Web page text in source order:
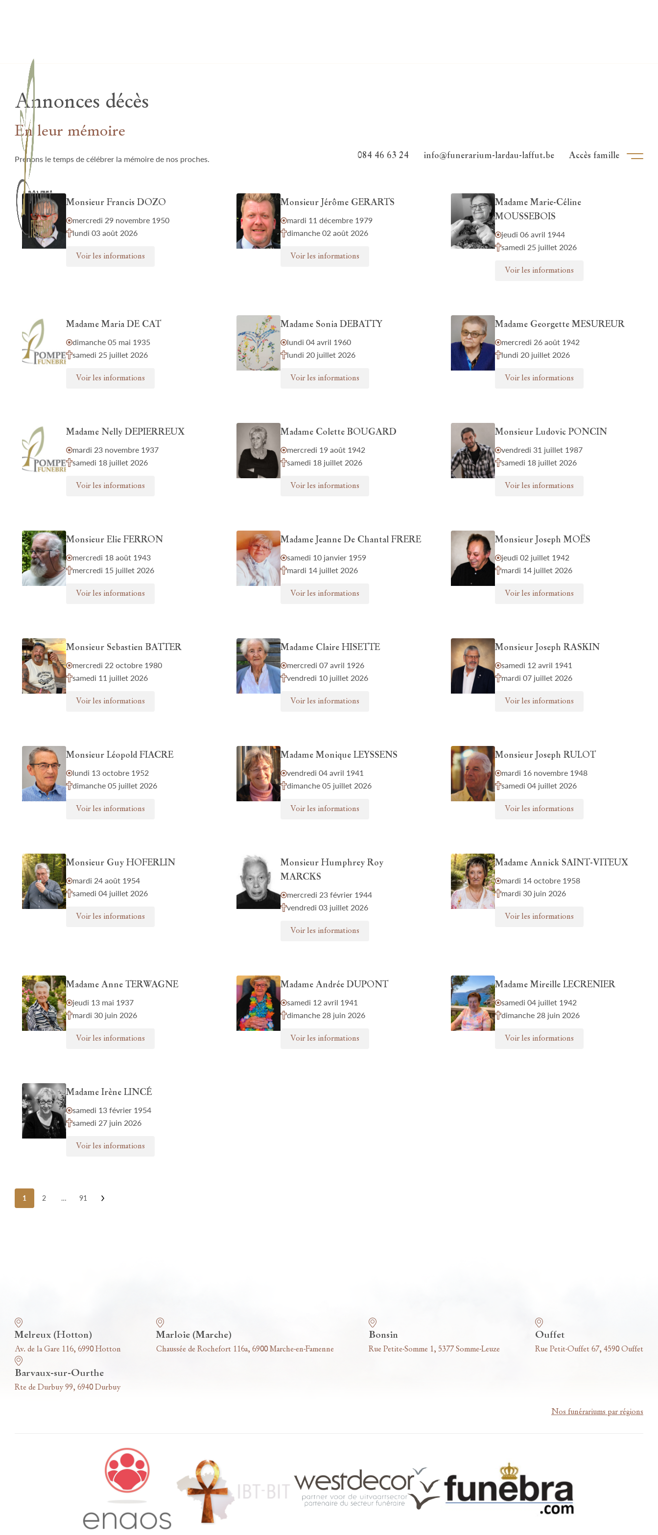
084 46 63 24 info@funerarium-lardau-laffut.be Accès famille
Annonces décès
En leur mémoire
Prenons le temps de célébrer la mémoire de nos proches.
Monsieur Francis DOZO
mercredi 29 novembre 1950
lundi 03 août 2026
Voir les informations
Monsieur Jérôme GERARTS
mardi 11 décembre 1979
dimanche 02 août 2026
Voir les informations
Madame Marie-Céline
MOUSSEBOIS
jeudi 06 avril 1944
samedi 25 juillet 2026
Voir les informations
Madame Maria DE CAT
dimanche 05 mai 1935
samedi 25 juillet 2026
Voir les informations
Madame Sonia DEBATTY
lundi 04 avril 1960
lundi 20 juillet 2026
Voir les informations
Madame Georgette MESUREUR
mercredi 26 août 1942
lundi 20 juillet 2026
Voir les informations
Madame Nelly DEPIERREUX
mardi 23 novembre 1937
samedi 18 juillet 2026
Voir les informations
Madame Colette BOUGARD
mercredi 19 août 1942
samedi 18 juillet 2026
Voir les informations
Monsieur Ludovic PONCIN
vendredi 31 juillet 1987
samedi 18 juillet 2026
Voir les informations
Monsieur Elie FERRON
mercredi 18 août 1943
mercredi 15 juillet 2026
Voir les informations
Madame Jeanne De Chantal FRERE
samedi 10 janvier 1959
mardi 14 juillet 2026
Voir les informations
Monsieur Joseph MOËS
jeudi 02 juillet 1942
mardi 14 juillet 2026
Voir les informations
Monsieur Sebastien BATTER
mercredi 22 octobre 1980
samedi 11 juillet 2026
Voir les informations
Madame Claire HISETTE
mercredi 07 avril 1926
vendredi 10 juillet 2026
Voir les informations
Monsieur Joseph RASKIN
samedi 12 avril 1941
mardi 07 juillet 2026
Voir les informations
Monsieur Léopold FIACRE
lundi 13 octobre 1952
dimanche 05 juillet 2026
Voir les informations
Madame Monique LEYSSENS
vendredi 04 avril 1941
dimanche 05 juillet 2026
Voir les informations
Monsieur Joseph RULOT
mardi 16 novembre 1948
samedi 04 juillet 2026
Voir les informations
Monsieur Guy HOFERLIN
mardi 24 août 1954
samedi 04 juillet 2026
Voir les informations
Monsieur Humphrey Roy
MARCKS
mercredi 23 février 1944
vendredi 03 juillet 2026
Voir les informations
Madame Annick SAINT-VITEUX
mardi 14 octobre 1958
mardi 30 juin 2026
Voir les informations
Madame Anne TERWAGNE
jeudi 13 mai 1937
mardi 30 juin 2026
Voir les informations
Madame Andrée DUPONT
samedi 12 avril 1941
dimanche 28 juin 2026
Voir les informations
Madame Mireille LECRENIER
samedi 04 juillet 1942
dimanche 28 juin 2026
Voir les informations
Madame Irène LINCÉ
samedi 13 février 1954
samedi 27 juin 2026
Voir les informations
Posts
pagination
1 2 … 91
Melreux (Hotton)
Av. de la Gare 116, 6990 Hotton
Marloie (Marche)
Chaussée de Rochefort 116a, 6900 Marche-en-Famenne
Bonsin
Rue Petite-Somme 1, 5377 Somme-Leuze
Ouffet
Rue Petit-Ouffet 67, 4590 Ouffet
Barvaux-sur-Ourthe
Rte de Durbuy 99, 6940 Durbuy
Nos funérariums par régions